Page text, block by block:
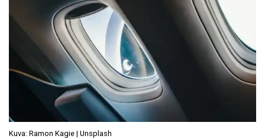
Kuva: Ramon Kagie | Unsplash